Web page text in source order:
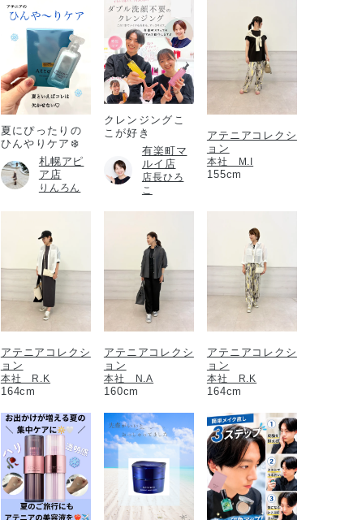
夏にぴったりの
ひんやりケア❄️
札幌アピ
ア店
りんろん
クレンジングこ
こが好き
有楽町マ
ルイ店
店長ひろ
こ
アテニアコレクシ
ョン
本社 M.I
155cm
アテニアコレクシ
ョン
本社 R.K
164cm
アテニアコレクシ
ョン
本社 N.A
160cm
アテニアコレクシ
ョン
本社 R.K
164cm